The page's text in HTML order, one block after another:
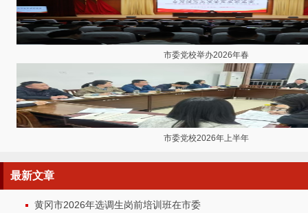
市委党校举办2026年春
市委党校2026年上半年
最新文章
黄冈市2026年选调生岗前培训班在市委